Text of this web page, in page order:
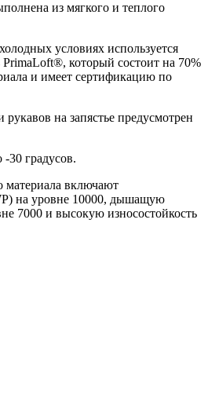
из мягкого и теплого
условиях используется
PrimaLoft®, который состоит на 70%
и имеет сертификацию по
рукавов на запястье предусмотрен
30 градусов.
материала включают
на уровне 10000, дышащую
7000 и высокую износостойкость